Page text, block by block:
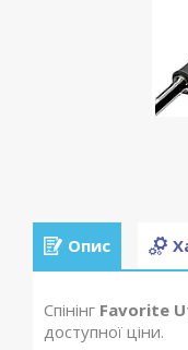
Опис
Спінінг Favorite
доступної ціни.